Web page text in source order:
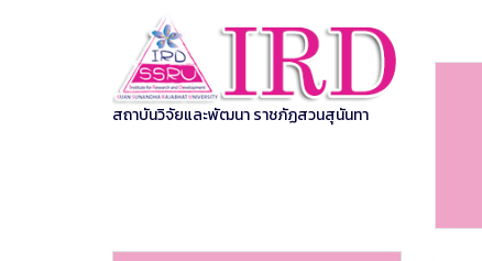
สถาบันวิจัยและพัฒนา ราชภัฏสวนสุนันทา